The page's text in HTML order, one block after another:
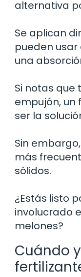
alternativa
Se aplican
pueden usar
una
Si notas que
empujón, un
ser la
Sin
más
sólidos.
¿Estás listo
involucrado
melones?
Cuándo